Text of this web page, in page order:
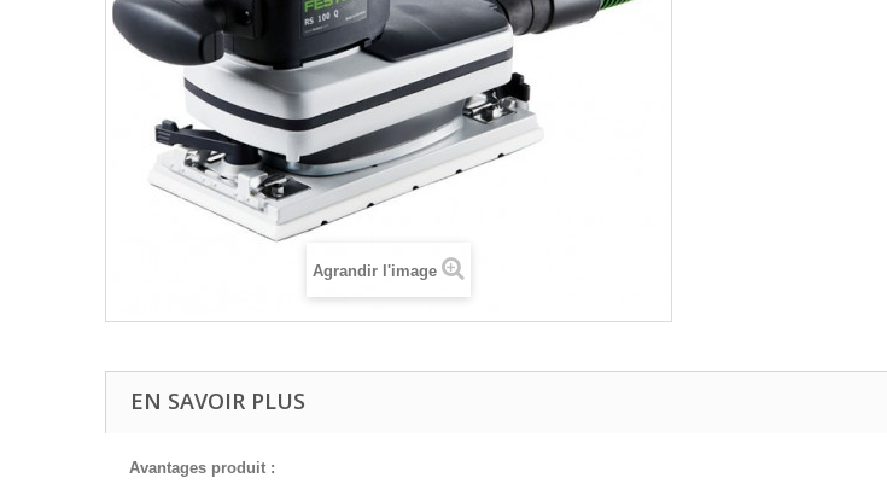
Agrandir l'image
EN SAVOIR PLUS
Avantages produit :